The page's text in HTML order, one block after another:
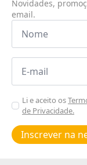
Novidades,
email.
Nome
Email
Aceitar
Poiticas
de
privacidade
Li e aceito os
de Privacidade.
Inscrever na